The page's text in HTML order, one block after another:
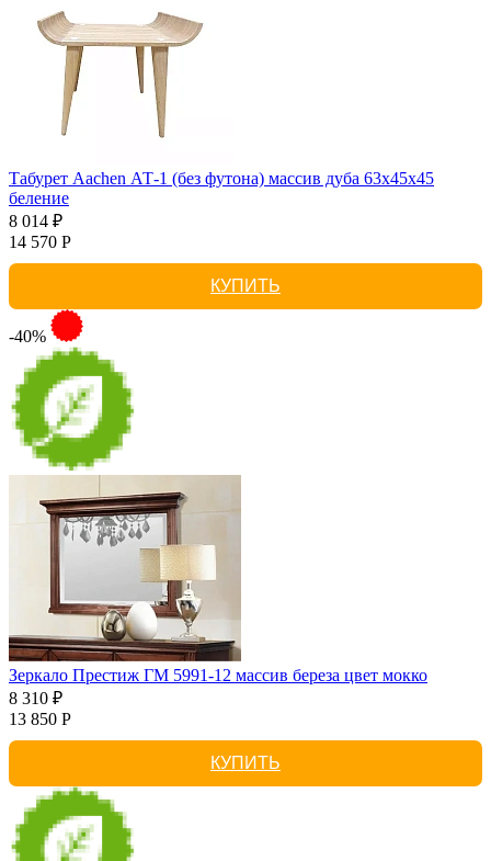
Табурет Aachen АТ-1 (без футона) массив дуба 63х45х45
беление
8 014 ₽
14 570 Р
КУПИТЬ
-40%
Зеркало Престиж ГМ 5991-12 массив береза цвет мокко
8 310 ₽
13 850 Р
КУПИТЬ